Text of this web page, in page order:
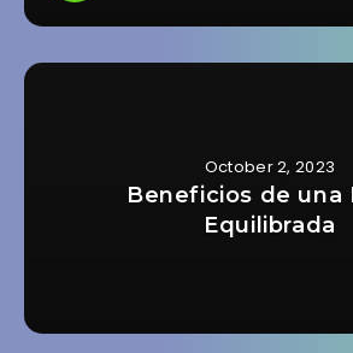
October 2, 2023
Beneficios de una
Equilibrada